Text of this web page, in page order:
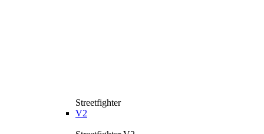
Streetfighter
V2